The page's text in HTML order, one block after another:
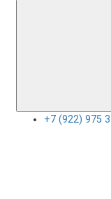
+7 (922) 975